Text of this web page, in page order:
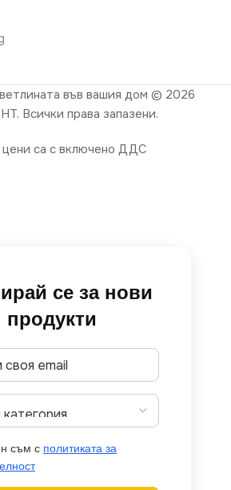
във вашия дом © 2026
Всички права запазени.
цени са с включено ДДС
се за нови
продукти
съм с политиката за